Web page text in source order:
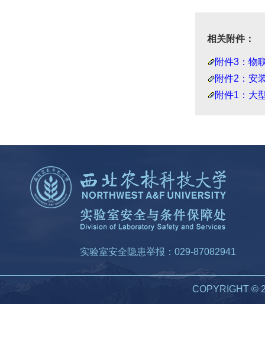
相关附件：
附件3：物
附件2：安
附件1：大
实验室安全隐患举报：029-87082941
COPYRIGHT ©